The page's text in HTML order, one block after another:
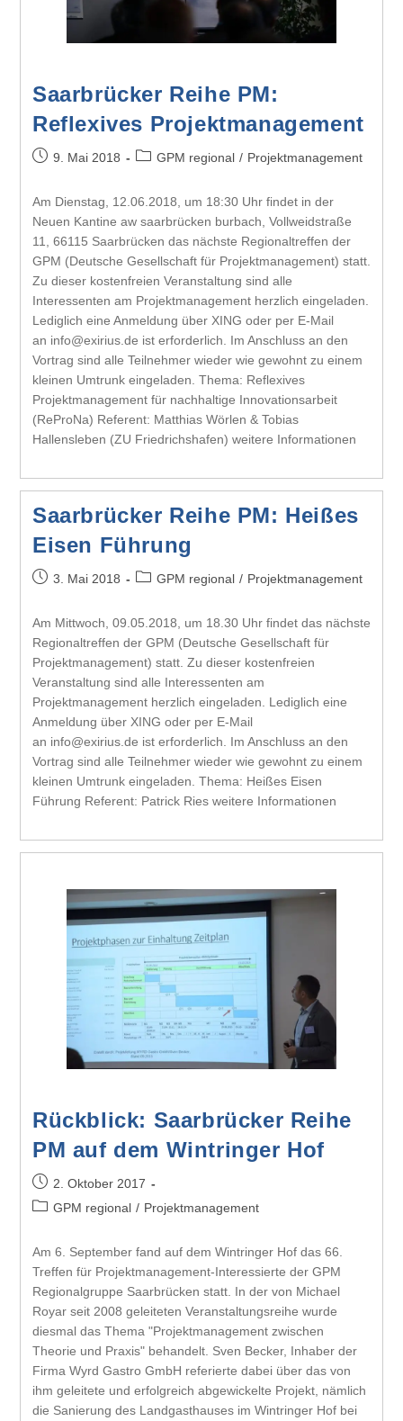
Saarbrücker Reihe PM:
Reflexives Projektmanagement
9. Mai 2018 GPM regional / Projektmanagement
Am Dienstag, 12.06.2018, um 18:30 Uhr findet in der
Neuen Kantine aw saarbrücken burbach, Vollweidstraße
11, 66115 Saarbrücken das nächste Regionaltreffen der
GPM (Deutsche Gesellschaft für Projektmanagement) statt.
Zu dieser kostenfreien Veranstaltung sind alle
Interessenten am Projektmanagement herzlich eingeladen.
Lediglich eine Anmeldung über XING oder per E-Mail
an info@exirius.de ist erforderlich. Im Anschluss an den
Vortrag sind alle Teilnehmer wieder wie gewohnt zu einem
kleinen Umtrunk eingeladen. Thema: Reflexives
Projektmanagement für nachhaltige Innovationsarbeit
(ReProNa) Referent: Matthias Wörlen & Tobias
Hallensleben (ZU Friedrichshafen) weitere Informationen
Saarbrücker Reihe PM: Heißes
Eisen Führung
3. Mai 2018 GPM regional / Projektmanagement
Am Mittwoch, 09.05.2018, um 18.30 Uhr findet das nächste
Regionaltreffen der GPM (Deutsche Gesellschaft für
Projektmanagement) statt. Zu dieser kostenfreien
Veranstaltung sind alle Interessenten am
Projektmanagement herzlich eingeladen. Lediglich eine
Anmeldung über XING oder per E-Mail
an info@exirius.de ist erforderlich. Im Anschluss an den
Vortrag sind alle Teilnehmer wieder wie gewohnt zu einem
kleinen Umtrunk eingeladen. Thema: Heißes Eisen
Führung Referent: Patrick Ries weitere Informationen
Rückblick: Saarbrücker Reihe
PM auf dem Wintringer Hof
2. Oktober 2017
GPM regional / Projektmanagement
Am 6. September fand auf dem Wintringer Hof das 66.
Treffen für Projektmanagement-Interessierte der GPM
Regionalgruppe Saarbrücken statt. In der von Michael
Royar seit 2008 geleiteten Veranstaltungsreihe wurde
diesmal das Thema "Projektmanagement zwischen
Theorie und Praxis" behandelt. Sven Becker, Inhaber der
Firma Wyrd Gastro GmbH referierte dabei über das von
ihm geleitete und erfolgreich abgewickelte Projekt, nämlich
die Sanierung des Landgasthauses im Wintringer Hof bei